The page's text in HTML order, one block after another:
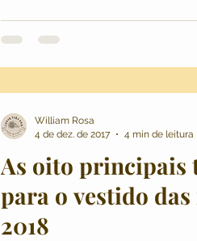
As oito principais
para o vestido das
2018
William Rosa
4 de dez. de 2017
4 min de leitura